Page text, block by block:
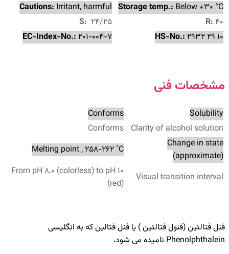
Storage temp.: Below +30 °C
Cautions: Irritant, harmful
R: 40
S: 24/25
HS-No.: 2932 29 10
EC-Index-No.: 201-004-7
مشخصات فنی
Solubility
Conforms
Clarity of alcohol solution
Conforms
Change in state
(approximate)
Melting point , 258-262 ˚C
Visual transition interval
From pH 8.0 (colorless) to pH 10
(red)
فنل فتالئین (فنول فتالئین ) یا فنل فتالین که به انگلیسی
Phenolphthalein نامیده می شود.